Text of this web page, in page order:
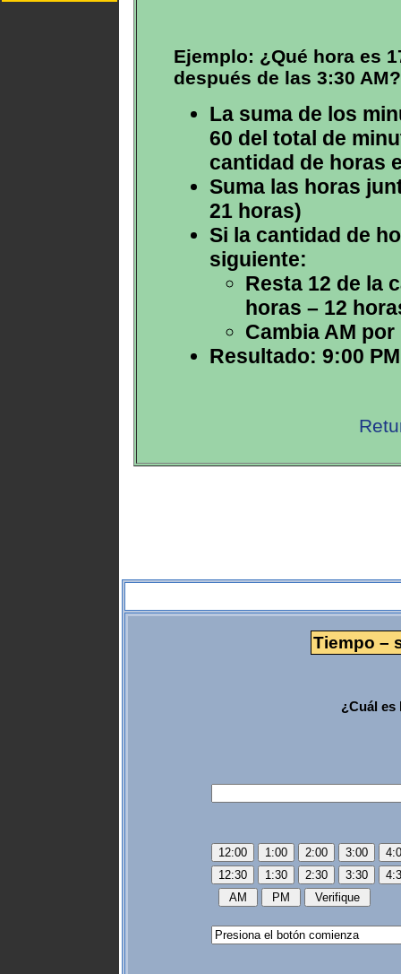
Ejemplo: ¿Qué hora es
después de las 3:30 AM?
La suma de los
60 del total de
cantidad de horas
Suma las horas
21 horas)
Si la cantidad de
siguiente:
Resta 12 de la
horas – 12
Cambia AM por
Resultado: 9:00 PM
Tiempo –
¿Cuál es